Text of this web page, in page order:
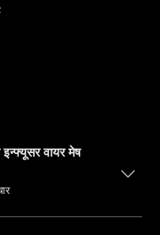
वायर मेष